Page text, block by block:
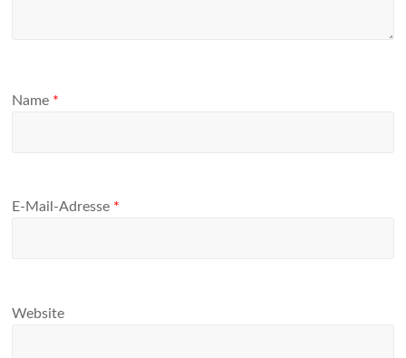
Name *
E-Mail-Adresse *
Website